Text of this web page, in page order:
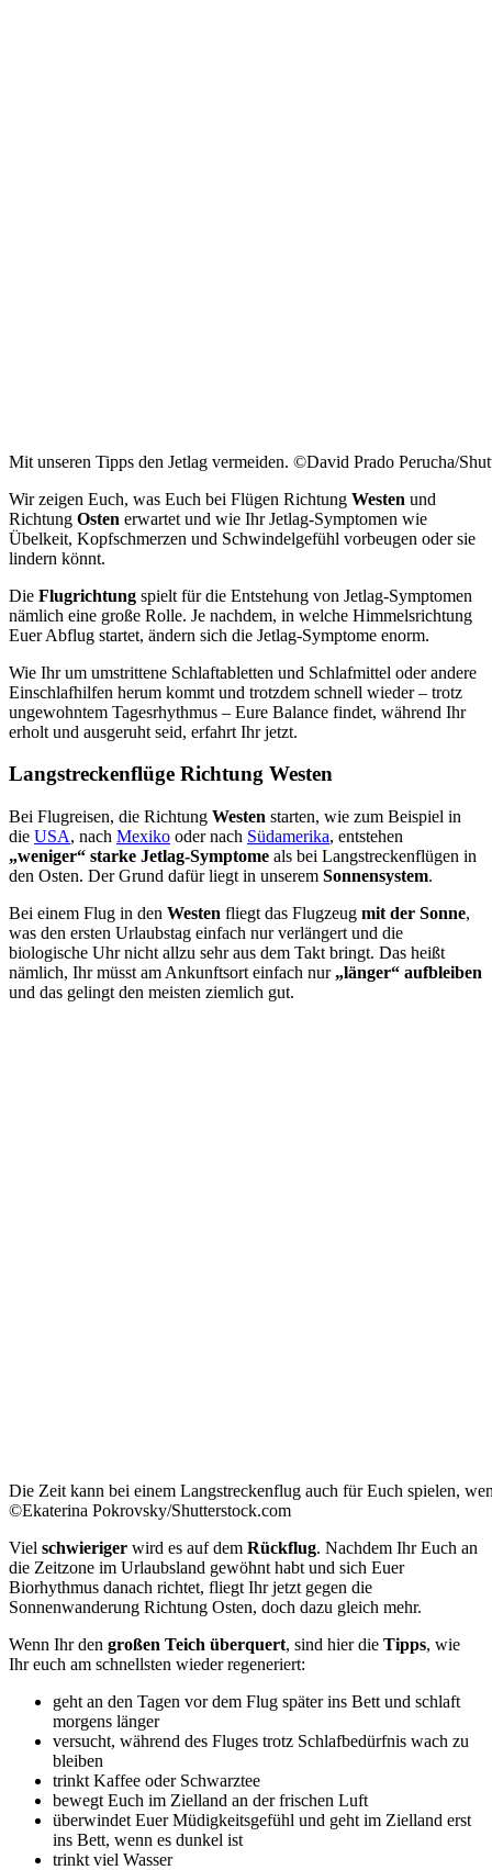
Mit unseren Tipps den Jetlag vermeiden. ©David Prado Perucha/
Wir zeigen Euch, was Euch bei Flügen Richtung Westen und
Richtung Osten erwartet und wie Ihr Jetlag-Symptomen wie
Übelkeit, Kopfschmerzen und Schwindelgefühl vorbeugen oder sie
lindern könnt.
Die Flugrichtung spielt für die Entstehung von Jetlag-Symptomen
nämlich eine große Rolle. Je nachdem, in welche Himmelsrichtung
Euer Abflug startet, ändern sich die Jetlag-Symptome enorm.
Wie Ihr um umstrittene Schlaftabletten und Schlafmittel oder andere
Einschlafhilfen herum kommt und trotzdem schnell wieder – trotz
ungewohntem Tagesrhythmus – Eure Balance findet, während Ihr
erholt und ausgeruht seid, erfahrt Ihr jetzt.
Langstreckenflüge Richtung Westen
Bei Flugreisen, die Richtung Westen starten, wie zum Beispiel in
die USA, nach Mexiko oder nach Südamerika, entstehen
„weniger“ starke Jetlag-Symptome als bei Langstreckenflügen in
den Osten. Der Grund dafür liegt in unserem Sonnensystem.
Bei einem Flug in den Westen fliegt das Flugzeug mit der Sonne,
was den ersten Urlaubstag einfach nur verlängert und die
biologische Uhr nicht allzu sehr aus dem Takt bringt. Das heißt
nämlich, Ihr müsst am Ankunftsort einfach nur „länger“ aufbleiben
und das gelingt den meisten ziemlich gut.
Die Zeit kann bei einem Langstreckenflug auch für Euch spielen,
©Ekaterina Pokrovsky/Shutterstock.com
Viel schwieriger wird es auf dem Rückflug. Nachdem Ihr Euch an
die Zeitzone im Urlaubsland gewöhnt habt und sich Euer
Biorhythmus danach richtet, fliegt Ihr jetzt gegen die
Sonnenwanderung Richtung Osten, doch dazu gleich mehr.
Wenn Ihr den großen Teich überquert, sind hier die Tipps, wie
Ihr euch am schnellsten wieder regeneriert:
geht an den Tagen vor dem Flug später ins Bett und schlaft
morgens länger
versucht, während des Fluges trotz Schlafbedürfnis wach zu
bleiben
trinkt Kaffee oder Schwarztee
bewegt Euch im Zielland an der frischen Luft
überwindet Euer Müdigkeitsgefühl und geht im Zielland erst
ins Bett, wenn es dunkel ist
trinkt viel Wasser